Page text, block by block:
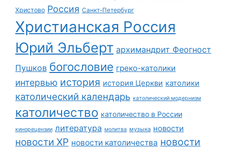
Христово Россия Санкт-Петербург
Христианская Россия
Юрий Эльберт архимандрит Феогност
Пушков богословие греко-католики
интервью история история Церкви католики
католический календарь католический модернизм
католичество католичество в России
кинорецензии литература молитва музыка новости
новости ХР новости католичества новости